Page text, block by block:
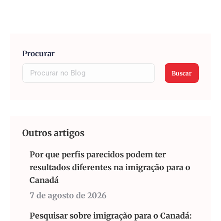
Procurar
Buscar
Outros artigos
Por que perfis parecidos podem ter
resultados diferentes na imigração para o
Canadá
7 de agosto de 2026
Pesquisar sobre imigração para o Canadá: